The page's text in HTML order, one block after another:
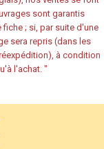
sont garantis
; si, par suite d'une
sera repris (dans les
à condition
l'achat. "